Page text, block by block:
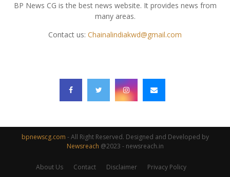
BP News CG is the best news website. It provides news from
many areas.
Contact us: Chainalindiakwd@gmail.com
bpnewscg.com - All Right Reserved. Designed and Developed by
Newsreach @2023 - newsreach.in
About Us Contact Disclaimer
Privacy Policy